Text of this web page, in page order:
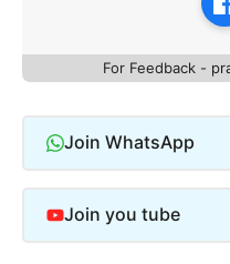
For Feedback -
Join WhatsApp
Join you tube